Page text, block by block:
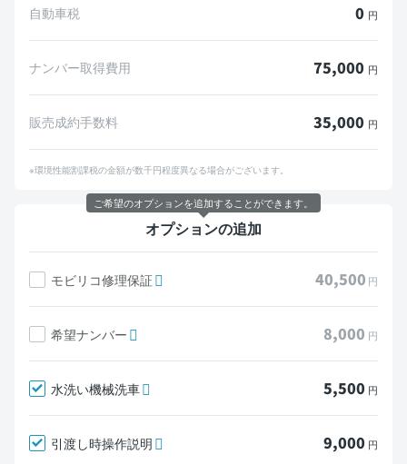
自動車税 0 円
ナンバー取得費用 75,000 円
販売成約手数料 35,000 円
※環境性能割課税の金額が数千円程度異なる場合がございます。
オプションの追加
モビリコ修理保証 40,500 円
希望ナンバー 8,000 円
水洗い機械洗車 5,500 円
引渡し時操作説明 9,000 円
ご希望のオプションを追加することができます。